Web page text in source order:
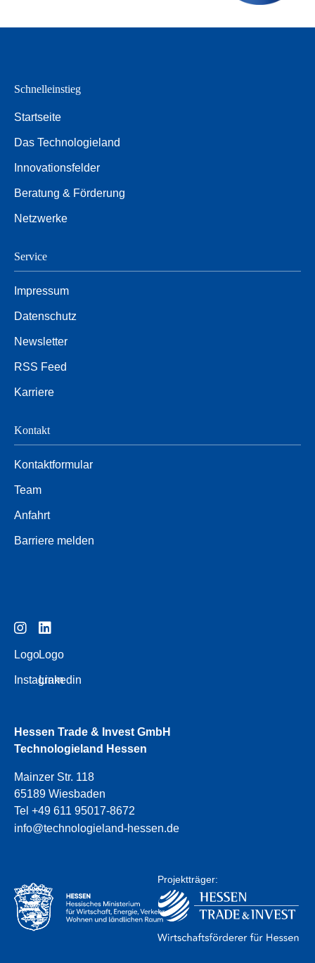
Schnelleinstieg
Startseite
Das Technologieland
Innovationsfelder
Beratung & Förderung
Netzwerke
Service
Impressum
Datenschutz
Newsletter
RSS Feed
Karriere
Kontakt
Kontaktformular
Team
Anfahrt
Barriere melden
Logo
Instagram
Logo
Linkedin
Hessen Trade & Invest GmbH
Technologieland Hessen
Mainzer Str. 118
65189 Wiesbaden
Tel +49 611 95017-8672
info@technologieland-hessen.de
Projektträger: